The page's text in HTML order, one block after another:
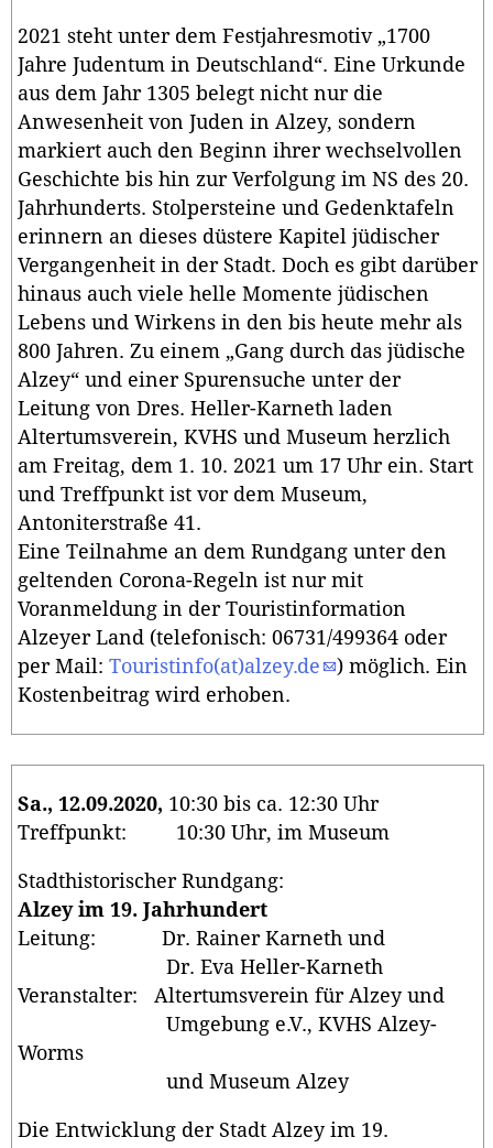
2021 steht unter dem Festjahresmotiv „1700
Jahre Judentum in Deutschland“. Eine Urkunde
aus dem Jahr 1305 belegt nicht nur die
Anwesenheit von Juden in Alzey, sondern
markiert auch den Beginn ihrer wechselvollen
Geschichte bis hin zur Verfolgung im NS des 20.
Jahrhunderts. Stolpersteine und Gedenktafeln
erinnern an dieses düstere Kapitel jüdischer
Vergangenheit in der Stadt. Doch es gibt darüber
hinaus auch viele helle Momente jüdischen
Lebens und Wirkens in den bis heute mehr als
800 Jahren. Zu einem „Gang durch das jüdische
Alzey“ und einer Spurensuche unter der
Leitung von Dres. Heller-Karneth laden
Altertumsverein, KVHS und Museum herzlich
am Freitag, dem 1. 10. 2021 um 17 Uhr ein. Start
und Treffpunkt ist vor dem Museum,
Antoniterstraße 41.
Eine Teilnahme an dem Rundgang unter den
geltenden Corona-Regeln ist nur mit
Voranmeldung in der Touristinformation
Alzeyer Land (telefonisch: 06731/499364 oder
per Mail: Touristinfo(at)alzey.de
) möglich. Ein
Kostenbeitrag wird erhoben.
Sa., 12.09.2020, 10:30 bis ca. 12:30 Uhr
Treffpunkt: 10:30 Uhr, im Museum
Stadthistorischer Rundgang:
Alzey im 19. Jahrhundert
Leitung: Dr. Rainer Karneth und
Dr. Eva Heller-Karneth
Veranstalter: Altertumsverein für Alzey und
Umgebung e.V., KVHS Alzey-
Worms
und Museum Alzey
Die Entwicklung der Stadt Alzey im 19.